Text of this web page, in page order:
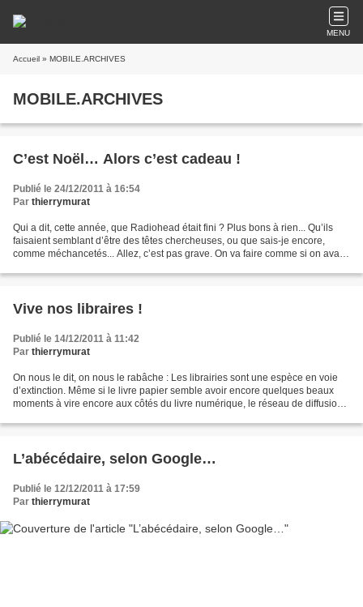
MENU
Accueil » MOBILE.ARCHIVES
MOBILE.ARCHIVES
C’est Noël… Alors c’est cadeau !
Publié le 24/12/2011 à 16:54
Par thierrymurat
Qui a dit, cette année, que Radiohead était fini ? Plus bons à rien... Qu’ils
faisaient semblant d’être des têtes chercheuses, ou que sais-je encore,
comme méchancetés... Allez, c’est pas grave. On va faire comme si on avait
Vive nos libraires !
Publié le 14/12/2011 à 11:42
Par thierrymurat
On nous le dit, on nous le rabâche : Les librairies sont une espèce en voie
d’extinction. Même si le livre papier semble avoir encore quelques beaux
moments à vire encore aux côtés du livre numérique, le réseau de diffusion
L’abécédaire, selon Google…
Publié le 12/12/2011 à 17:59
Par thierrymurat